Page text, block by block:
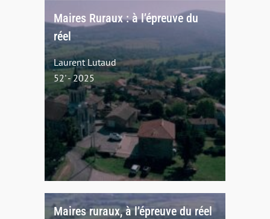
Maires Ruraux : à l’épreuve du
réel
Laurent Lutaud
52' - 2025
Maires ruraux, à l’épreuve du réel